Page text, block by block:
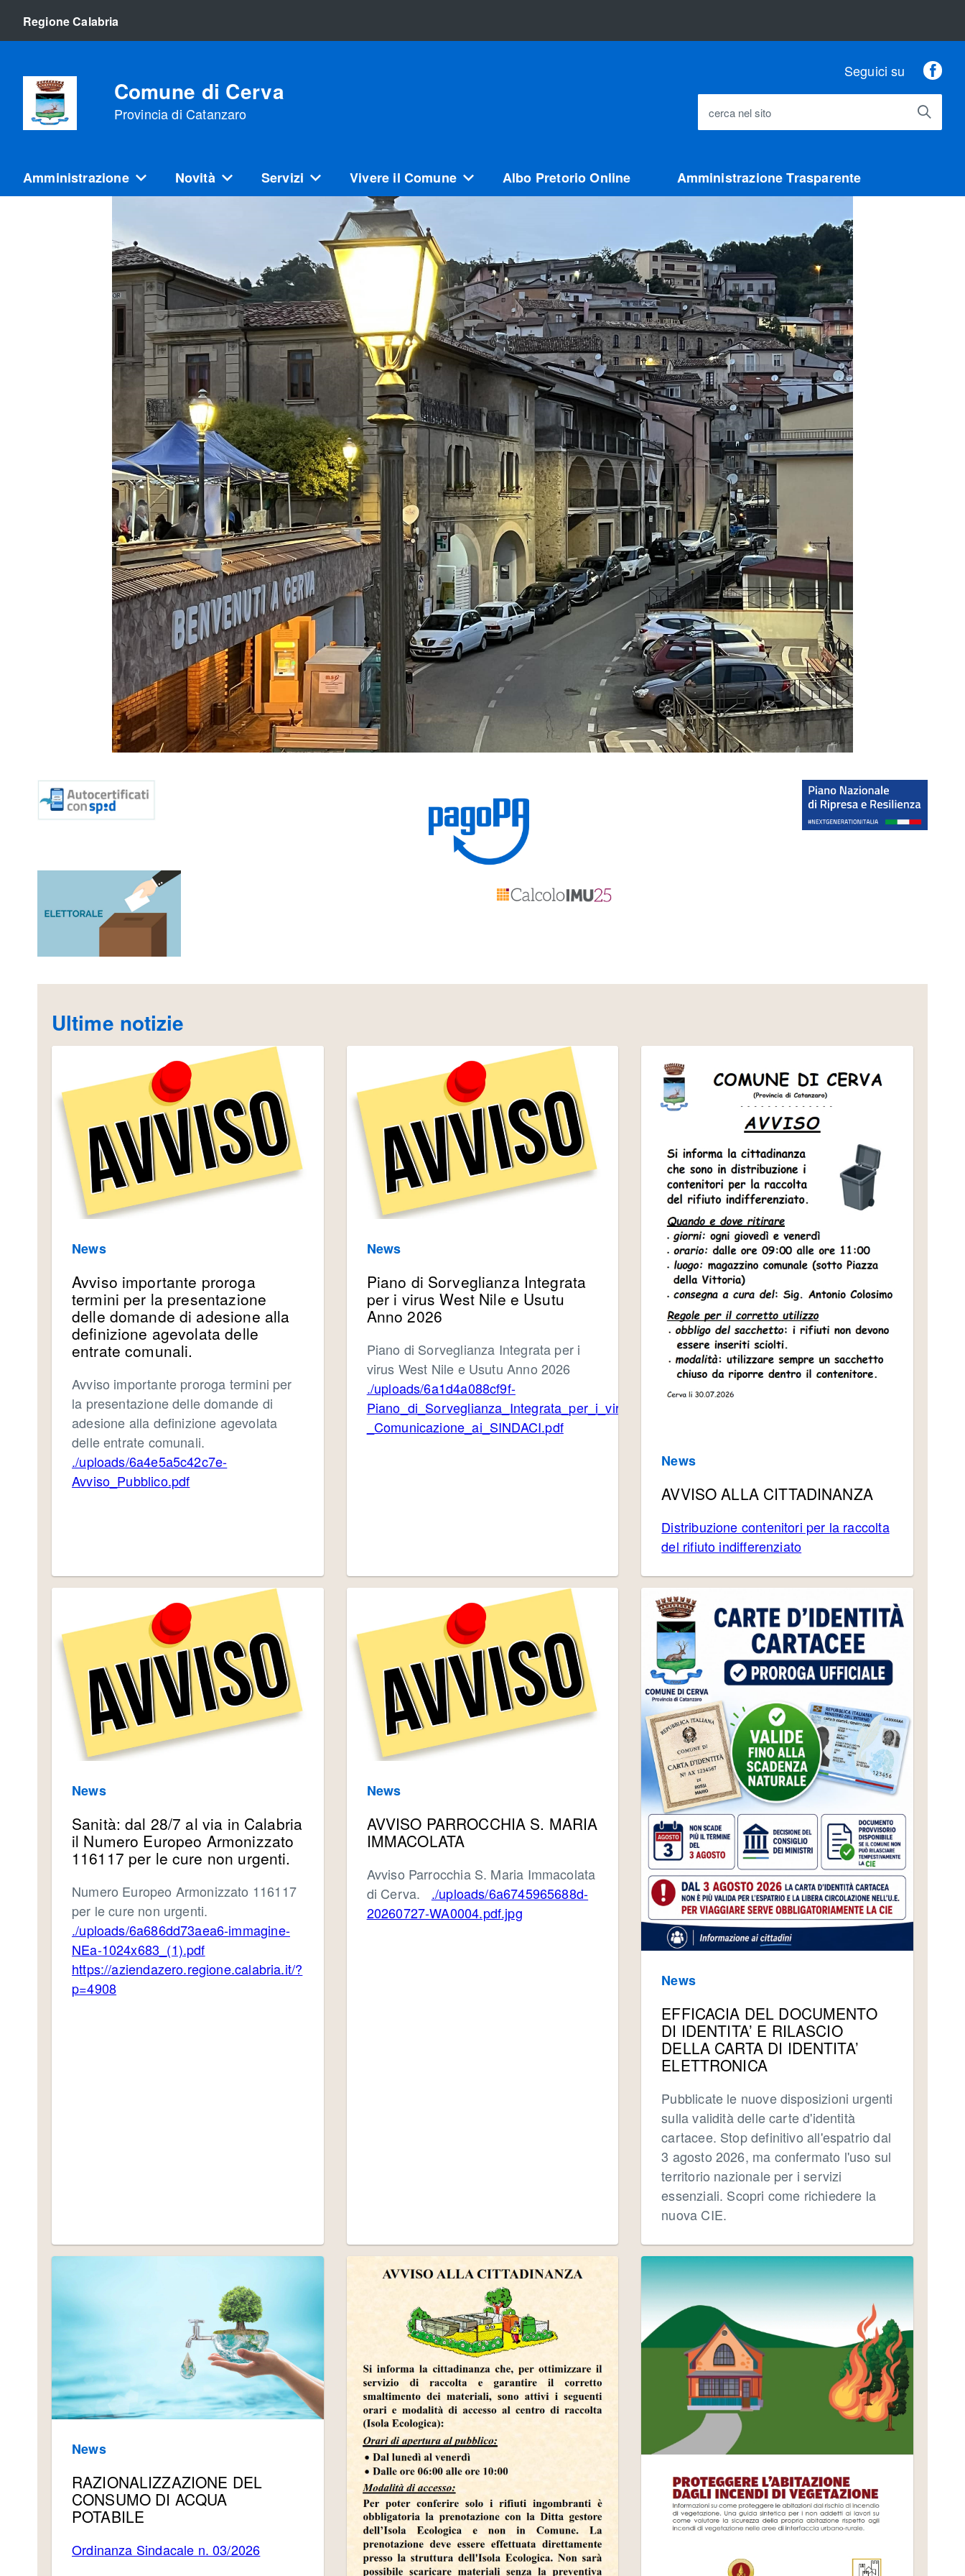
Regione Calabria
Comune di Cerva
Provincia di Catanzaro
Seguici su
cerca nel sito
Amministrazione Novità Servizi Vivere il Comune Albo Pretorio Online Amministrazione Trasparente
Ultime notizie
News
Avviso importante proroga
termini per la presentazione
delle domande di adesione alla
definizione agevolata delle
entrate comunali.
Avviso importante proroga termini per
la presentazione delle domande di
adesione alla definizione agevolata
delle entrate comunali.
./uploads/6a4e5a5c42c7e-
Avviso_Pubblico.pdf
News
Piano di Sorveglianza Integrata
per i virus West Nile e Usutu
Anno 2026
Piano di Sorveglianza Integrata per i
virus West Nile e Usutu Anno 2026
./uploads/6a1d4a088cf9f-
Piano_di_Sorveglianza_Integrata_per_i_virus_West_Nile_e_Usutu_Anno_2026_-
_Comunicazione_ai_SINDACI.pdf
News
AVVISO ALLA CITTADINANZA
Distribuzione contenitori per la raccolta
del rifiuto indifferenziato
News
Sanità: dal 28/7 al via in Calabria
il Numero Europeo Armonizzato
116117 per le cure non urgenti.
Numero Europeo Armonizzato 116117
per le cure non urgenti.
./uploads/6a686dd73aea6-immagine-
NEa-1024x683_(1).pdf
https://aziendazero.regione.calabria.it/?
p=4908
News
AVVISO PARROCCHIA S. MARIA
IMMACOLATA
Avviso Parrocchia S. Maria Immacolata
di Cerva. ./uploads/6a6745965688d-
20260727-WA0004.pdf.jpg
News
EFFICACIA DEL DOCUMENTO
DI IDENTITA’ E RILASCIO
DELLA CARTA DI IDENTITA’
ELETTRONICA
Pubblicate le nuove disposizioni urgenti
sulla validità delle carte d'identità
cartacee. Stop definitivo all'espatrio dal
3 agosto 2026, ma confermato l'uso sul
territorio nazionale per i servizi
essenziali. Scopri come richiedere la
nuova CIE.
News
RAZIONALIZZAZIONE DEL
CONSUMO DI ACQUA
POTABILE
Ordinanza Sindacale n. 03/2026